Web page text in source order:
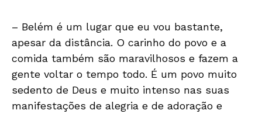
– Belém é um lugar que eu vou bastante,
apesar da distância. O carinho do povo e a
comida também são maravilhosos e fazem a
gente voltar o tempo todo. É um povo muito
sedento de Deus e muito intenso nas suas
manifestações de alegria e de adoração e